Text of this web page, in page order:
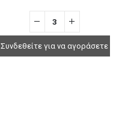
Συνδεθείτε για να αγοράσετε